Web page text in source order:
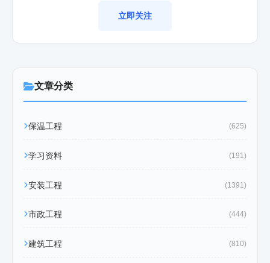
立即关注
文章分类
保温工程 (625)
学习资料 (191)
安装工程 (1391)
市政工程 (444)
建筑工程 (810)